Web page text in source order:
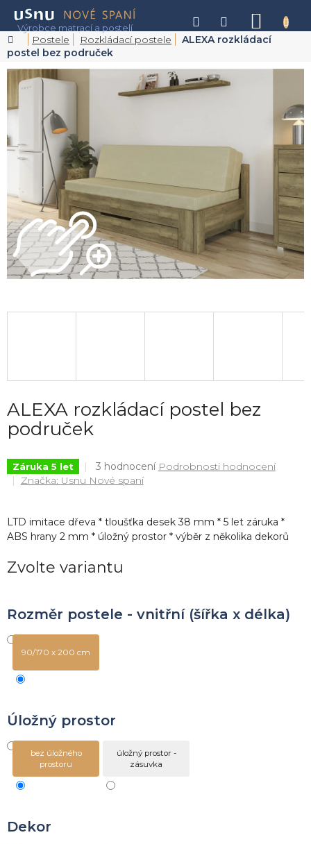
obsah
Domů
Postele Rozkládací postele
ALEXA rozkládací
postel bez područek
ALEXA rozkládací postel bez
područek
Záruka 5 let
Průměrné
hodnocení
5,0
z
3 hodnocení Podrobnosti hodnocení
Značka: Usnu Nové spaní
Zvolte variantu
Rozměr postele - vnitřní (šířka x délka)
90/170 x 200 cm
Úložný prostor
bez úložného
prostoru
úložný prostor -
zásuvka
Dekor
LTD imitace dřeva * tloušťka desek 38 mm * 5 let záruka *
ABS hrany 2 mm * úložný prostor * výběr z několika dekorů